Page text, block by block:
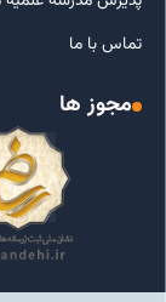
تماس با ما
مجوز ها